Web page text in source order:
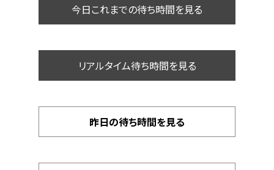
今日これまでの待ち時間を見る
リアルタイム待ち時間を見る
昨日の待ち時間を見る